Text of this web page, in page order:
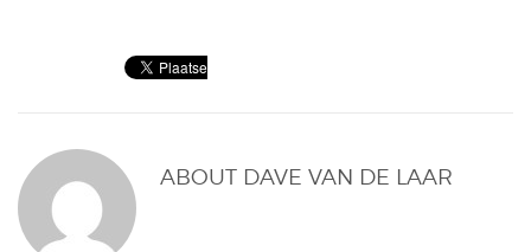
ABOUT DAVE VAN DE LAAR